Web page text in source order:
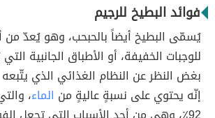
فوائد البطيخ للرجيم
يُسمّى البطيخ أيضاً بالحبحب، وهو يُعدّ من
للوجبات الخفيفة، أو الأطباق الجانبية
بغض النظر عن النظام الغذائي الذي
إنّه يحتوي على نسبةٍ عاليةٍ من الماء،